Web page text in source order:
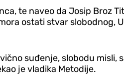
te naveo da Josip Broz
ostati stvar slobodnog,
suđenje, slobodu misli,
je vladika Metodije.